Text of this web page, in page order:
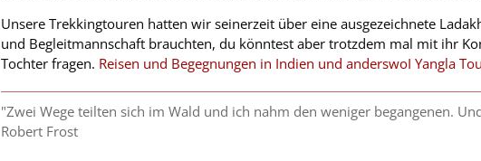
Unsere Trekkingtouren hatten wir seinerzeit über eine ausgezeichnete
und Begleitmannschaft brauchten, du könntest aber trotzdem mal mit ihr
Tochter fragen. Reisen und Begegnungen in Indien und anderswoI Yangla
"Zwei Wege teilten sich im Wald und ich nahm den weniger begangenen.
Robert Frost